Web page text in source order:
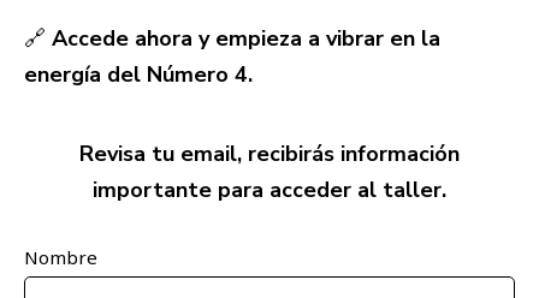
🔗 Accede ahora y empieza a vibrar en la
energía del Número 4.
Revisa tu email, recibirás información
importante para acceder al taller.
Nombre